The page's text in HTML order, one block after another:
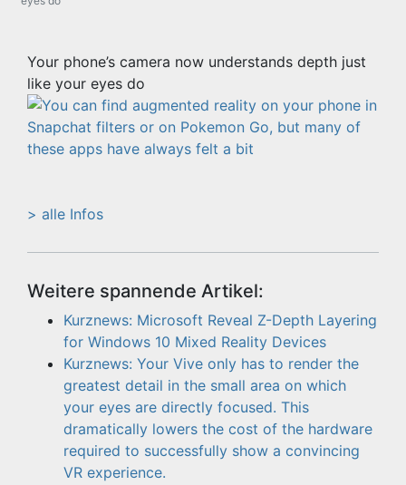
Your phone’s camera now understands depth just
like your eyes do
> alle Infos
Weitere spannende Artikel:
Kurznews: Microsoft Reveal Z-Depth Layering
for Windows 10 Mixed Reality Devices
Kurznews: Your Vive only has to render the
greatest detail in the small area on which
your eyes are directly focused. This
dramatically lowers the cost of the hardware
required to successfully show a convincing
VR experience.